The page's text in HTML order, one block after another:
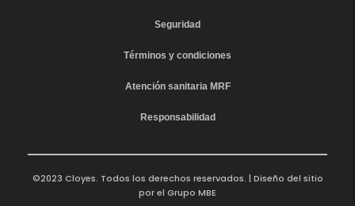
Seguridad
Términos y condiciones
Atención sanitaria MRF
Responsabilidad
©2023 Cloyes. Todos los derechos reservados. | Diseño del sitio
por el Grupo MBE